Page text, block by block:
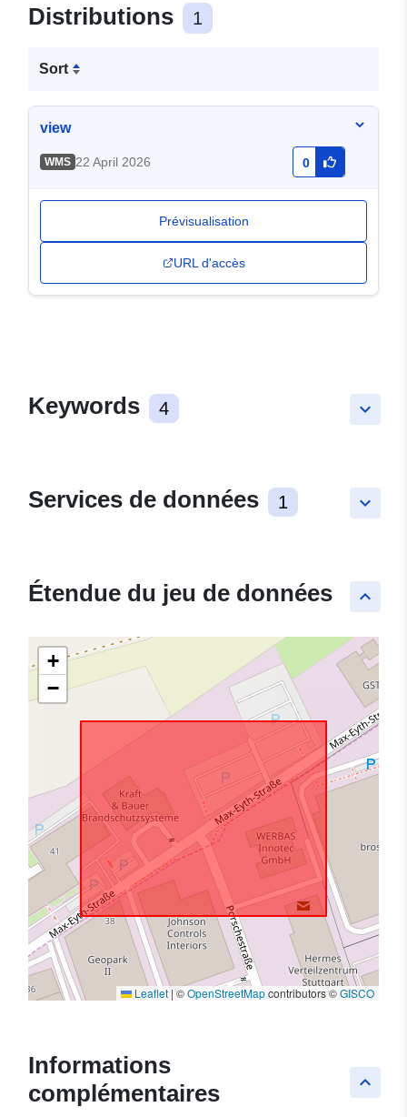
Distributions 1
Sort
view
WMS 22 April 2026 0
Prévisualisation
URL d'accès
keyboard_arrow_down
Keywords 4
keyboard_arrow_down
Services de données 1
keyboard_arrow_up
Étendue du jeu de données
+
−
Leaflet | ©OpenStreetMapcontributors ©GISCO
keyboard_arrow_up
Informations
complémentaires